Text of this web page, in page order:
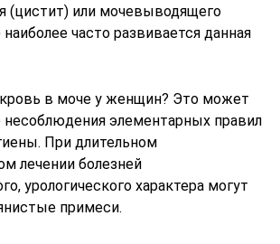
(цистит) или мочевыводящего
наиболее часто развивается данная
в моче у женщин? Это может
элементарных правил
При длительном
лечении болезней
урологического характера могут
примеси.